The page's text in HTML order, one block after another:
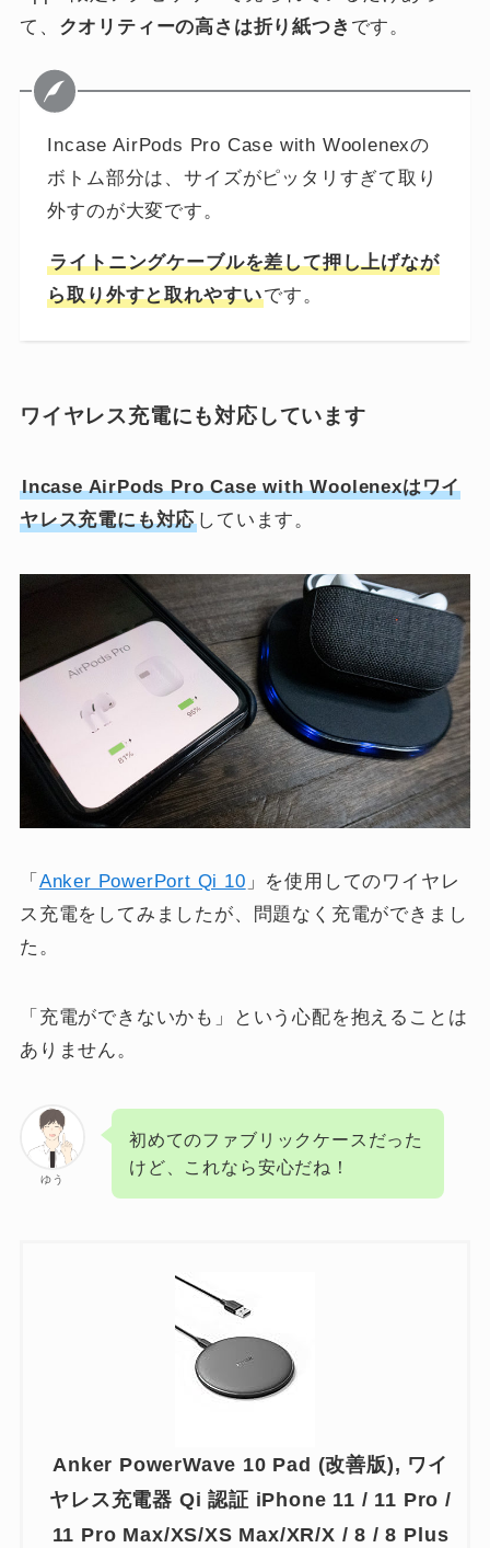
て、 クオリティーの高さは折り紙つき です。
Incase AirPods Pro Case with Woolenexの
ボトム部分は、サイズがピッタリすぎて取り
外すのが大変です。
ライトニングケーブルを差して押し上げなが
ら取り外すと取れやすいです。
ワイヤレス充電にも対応しています
Incase AirPods Pro Case with Woolenexはワイ
ヤレス充電にも対応 しています。
「 Anker PowerPort Qi 10 」を使用してのワイヤレ
ス充電をしてみましたが、問題なく充電ができまし
た。
「充電ができないかも」という心配を抱えることは
ありません。
ゆう
初めてのファブリックケースだった
けど、これなら安心だね！
Anker PowerWave 10 Pad (改善版), ワイ
ヤレス充電器 Qi 認証 iPhone 11 / 11 Pro /
11 Pro Max/XS/XS Max/XR/X / 8 / 8 Plus